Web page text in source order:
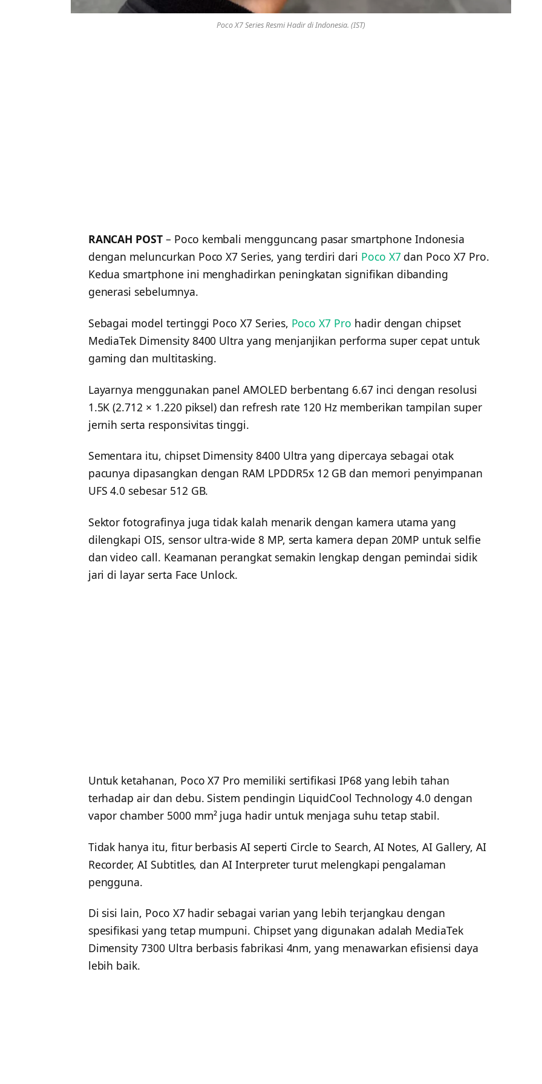
Poco X7 Series Resmi Hadir di Indonesia. (IST)
RANCAH POST – Poco kembali mengguncang pasar smartphone Indonesia
dengan meluncurkan Poco X7 Series, yang terdiri dari Poco X7dan Poco X7 Pro.
Kedua smartphone ini menghadirkan peningkatan signifikan dibanding
generasi sebelumnya.
Sebagai model tertinggi Poco X7 Series, Poco X7 Pro hadir dengan chipset
MediaTek Dimensity 8400 Ultra yang menjanjikan performa super cepat untuk
gaming dan multitasking.
Layarnya menggunakan panel AMOLED berbentang 6.67 inci dengan resolusi
1.5K (2.712 × 1.220 piksel) dan refresh rate 120 Hz memberikan tampilan super
jernih serta responsivitas tinggi.
Sementara itu, chipset Dimensity 8400 Ultra yang dipercaya sebagai otak
pacunya dipasangkan dengan RAM LPDDR5x 12 GB dan memori penyimpanan
UFS 4.0 sebesar 512 GB.
Sektor fotografinya juga tidak kalah menarik dengan kamera utama yang
dilengkapi OIS, sensor ultra-wide 8 MP, serta kamera depan 20MP untuk selfie
dan video call. Keamanan perangkat semakin lengkap dengan pemindai sidik
jari di layar serta Face Unlock.
Untuk ketahanan, Poco X7 Pro memiliki sertifikasi IP68 yang lebih tahan
terhadap air dan debu. Sistem pendingin LiquidCool Technology 4.0 dengan
vapor chamber 5000 mm² juga hadir untuk menjaga suhu tetap stabil.
Tidak hanya itu, fitur berbasis AI seperti Circle to Search, AI Notes, AI Gallery, AI
Recorder, AI Subtitles, dan AI Interpreter turut melengkapi pengalaman
pengguna.
Di sisi lain, Poco X7 hadir sebagai varian yang lebih terjangkau dengan
spesifikasi yang tetap mumpuni. Chipset yang digunakan adalah MediaTek
Dimensity 7300 Ultra berbasis fabrikasi 4nm, yang menawarkan efisiensi daya
lebih baik.